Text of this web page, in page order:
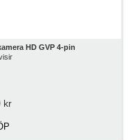
HD GVP 4-pin
kr